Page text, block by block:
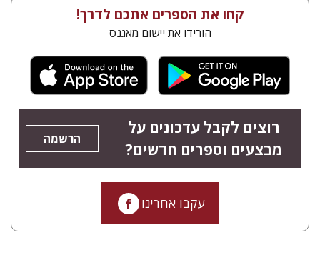
קחו את הספרים אתכם לדרך!
הורידו את יישום מאגנס
רוצים לקבל עדכונים על
מבצעים וספרים חדשים?
הרשמה
עקבו אחרינו